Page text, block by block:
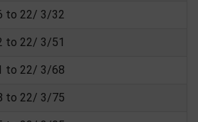
to 22/ 3/32
to 22/ 3/51
to 22/ 3/68
to 22/ 3/75